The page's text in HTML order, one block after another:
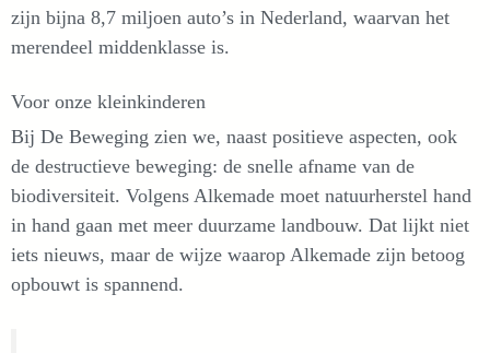
zijn bijna 8,7 miljoen auto’s in Nederland, waarvan het
merendeel middenklasse is.
Voor onze kleinkinderen
Bij De Beweging zien we, naast positieve aspecten, ook
de destructieve beweging: de snelle afname van de
biodiversiteit. Volgens Alkemade moet natuurherstel hand
in hand gaan met meer duurzame landbouw. Dat lijkt niet
iets nieuws, maar de wijze waarop Alkemade zijn betoog
opbouwt is spannend.